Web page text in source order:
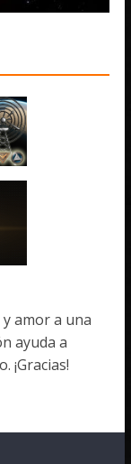
amor a una
ayuda a
¡Gracias!